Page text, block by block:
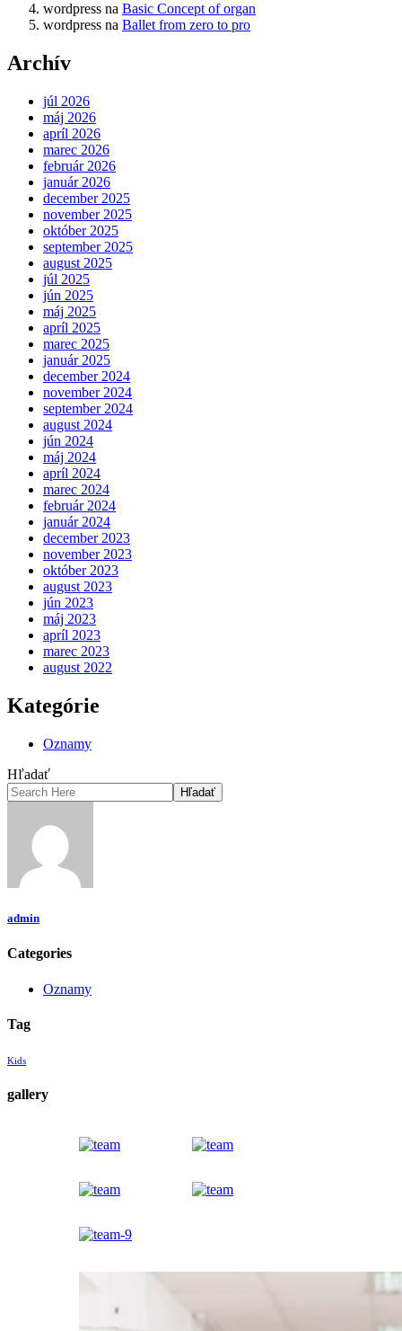
wordpress na Basic Concept of organ
wordpress na Ballet from zero to pro
Archív
júl 2026
máj 2026
apríl 2026
marec 2026
február 2026
január 2026
december 2025
november 2025
október 2025
september 2025
august 2025
júl 2025
jún 2025
máj 2025
apríl 2025
marec 2025
január 2025
december 2024
november 2024
september 2024
august 2024
jún 2024
máj 2024
apríl 2024
marec 2024
február 2024
január 2024
december 2023
november 2023
október 2023
august 2023
jún 2023
máj 2023
apríl 2023
marec 2023
august 2022
Kategórie
Oznamy
Hľadať
Hľadať
admin
Categories
Oznamy
Tag
Kids
gallery